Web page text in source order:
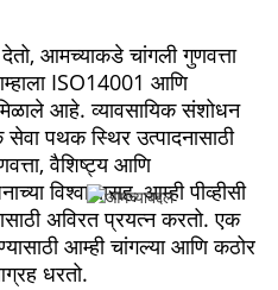
आमच्याकडे चांगली गुणवत्ता
ISO14001 आणि
आहे. व्यावसायिक संशोधन
पथक स्थिर उत्पादनासाठी
वैशिष्ट्य आणि
विश्वासासह, आम्ही पीव्हीसी
अविरत प्रयत्न करतो. एक
आम्ही चांगल्या आणि कठोर
धरतो.